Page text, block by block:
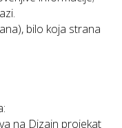
bilo koja strana
na Dizajn projekat